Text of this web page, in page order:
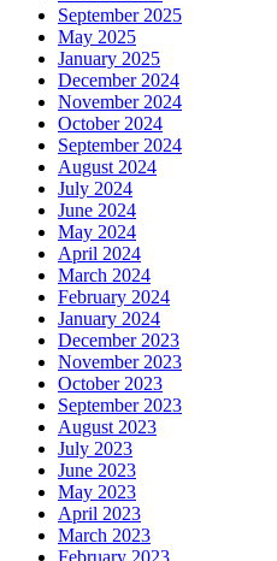
September 2025
May 2025
January 2025
December 2024
November 2024
October 2024
September 2024
August 2024
July 2024
June 2024
May 2024
April 2024
March 2024
February 2024
January 2024
December 2023
November 2023
October 2023
September 2023
August 2023
July 2023
June 2023
May 2023
April 2023
March 2023
February 2023